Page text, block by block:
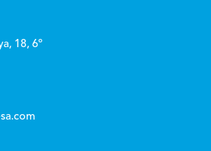
18, 6º